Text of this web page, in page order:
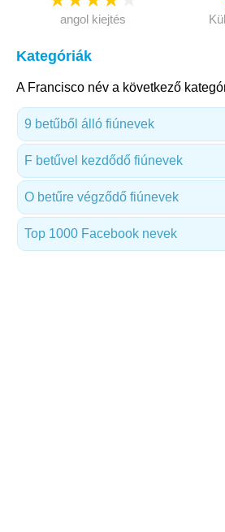
angol kiejtés
Kategóriák
A Francisco név a következő
9 betűből álló fiúnevek
F betűvel kezdődő fiúnevek
O betűre végződő fiúnevek
Top 1000 Facebook nevek